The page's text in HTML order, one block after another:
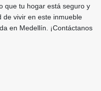
que tu hogar está seguro y
de vivir en este inmueble
en Medellín. ¡Contáctanos